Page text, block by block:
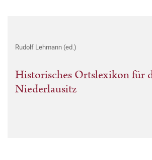
Rudolf Lehmann (ed.)
Historisches Ortslexikon für
Niederlausitz